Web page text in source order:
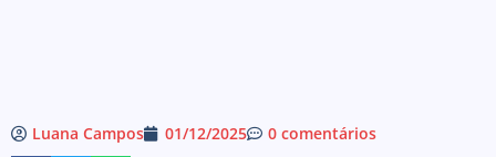
Luana Campos 01/12/2025 0 comentários